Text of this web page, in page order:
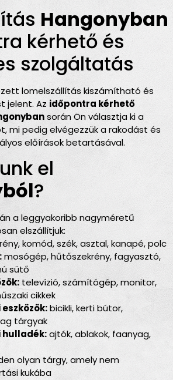
Hangonyban
kérhető és
szolgáltatás
lomelszállítás kiszámítható és
jelent. Az időpontra kérhető
során Ön választja ki a
mi pedig elvégezzük a rakodást és
előírások betartásával.
el
?
a leggyakoribb nagyméretű
elszállítjuk:
komód, szék, asztal, kanapé, polc
mosógép, hűtőszekrény, fagyasztó,
sütő
televízió, számítógép, monitor,
cikkek
bicikli, kerti bútor,
tárgyak
hulladék:ajtók, ablakok, faanyag,
olyan tárgy, amely nem
kukába